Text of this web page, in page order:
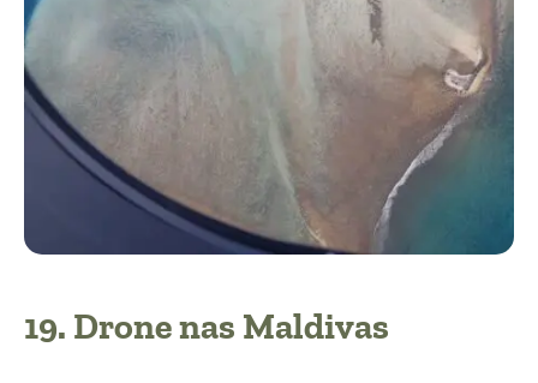
19. Drone nas Maldivas